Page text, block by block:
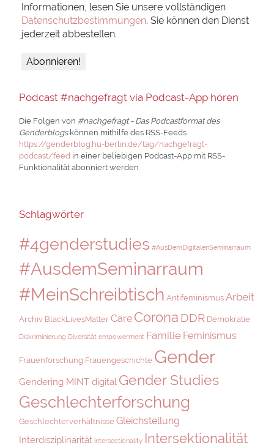
Informationen, lesen Sie unsere vollständigen
Datenschutzbestimmungen. Sie können den Dienst
jederzeit abbestellen.
Podcast #nachgefragt via Podcast-App hören
Die Folgen von #nachgefragt - Das Podcastformat des
Genderblogskönnen mithilfe des RSS-Feeds
https://genderblog.hu-berlin.de/tag/nachgefragt-
podcast/feed in einer beliebigen Podcast-App mit RSS-
Funktionalität abonniert werden.
Schlagwörter
#4genderstudies #AusDemDigitalenSeminarraum
#AusdemSeminarraum
#MeinSchreibtisch Antifeminismus Arbeit
Archiv BlackLivesMatter Care Corona DDR Demokratie
Diskriminierung Diversität empowerment Familie Feminismus
Frauenforschung Frauengeschichte Gender
Gendering MINT digital Gender Studies
Geschlechterforschung
Geschlechterverhältnisse Gleichstellung
Interdisziplinarität intersectionality Intersektionalität